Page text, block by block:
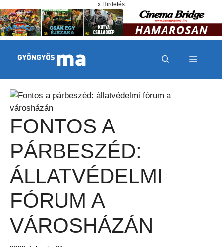
x Hirdetés
MENÜ
FONTOS A
PÁRBESZÉD:
ÁLLATVÉDELMI
FÓRUM A
VÁROSHÁZÁN